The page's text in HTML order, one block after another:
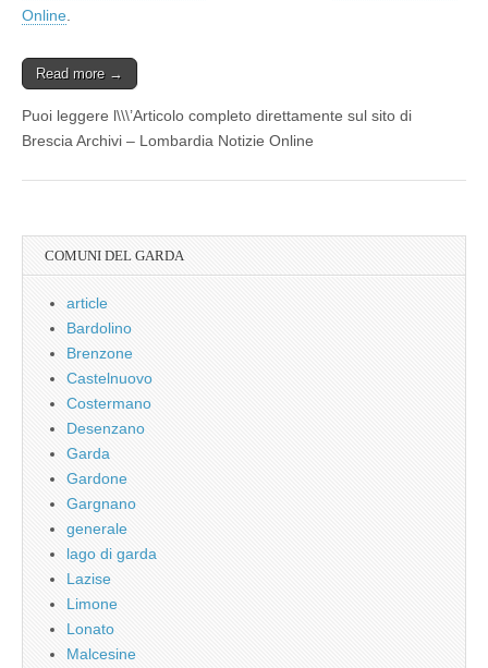
Online
Read more →
Puoi leggere l\\\’Articolo completo direttamente sul sito di
Brescia Archivi – Lombardia Notizie Online
COMUNI DEL GARDA
article
Bardolino
Brenzone
Castelnuovo
Costermano
Desenzano
Garda
Gardone
Gargnano
generale
lago di garda
Lazise
Limone
Lonato
Malcesine